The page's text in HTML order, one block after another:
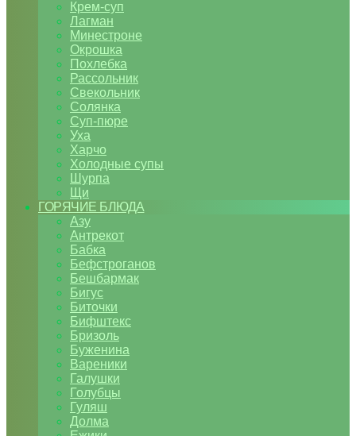
Крем-суп
Лагман
Минестроне
Окрошка
Похлебка
Рассольник
Свекольник
Солянка
Суп-пюре
Уха
Харчо
Холодные супы
Шурпа
Щи
ГОРЯЧИЕ БЛЮДА
Азу
Антрекот
Бабка
Бефстроганов
Бешбармак
Бигус
Биточки
Бифштекс
Бризоль
Буженина
Вареники
Галушки
Голубцы
Гуляш
Долма